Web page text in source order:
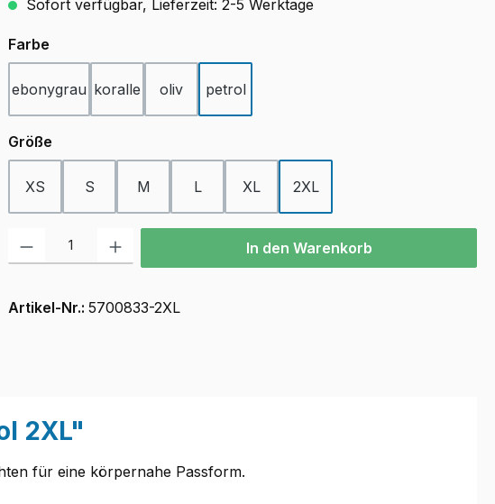
Sofort verfügbar, Lieferzeit: 2-5 Werktage
Farbe
ebonygrau koralle oliv petrol
Größe
XS S M L XL 2XL
Produkt Anzahl: Gib den gewünschten Wert ein oder benutze die Schaltflächen
In den Warenkorb
Artikel-Nr.: 5700833-2XL
2XL"
für eine körpernahe Passform.